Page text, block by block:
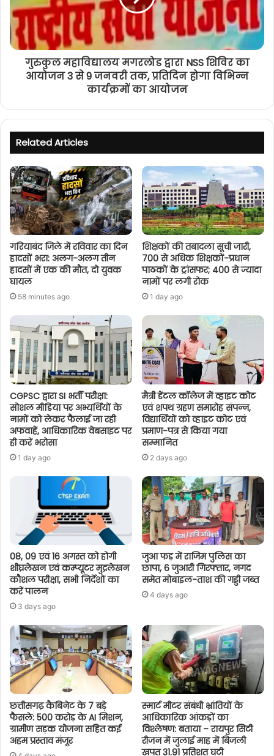
गुरुकुल महाविद्यालय मगरलोड द्वारा NSS शिविर का
आयोजन 3 से 9 जनवरी तक, प्रतिदिन होगा विभिन्न
कार्यक्रमों का आयोजन
Related Articles
गरियाबंद जिले में रविवार का दिन
हादसों भरा: अलग-अलग तीन
हादसों में एक की मौत, दो युवक
घायल
58 minutes ago
शिक्षकों की तबादला सूची जारी,
700 से अधिक शिक्षकों-प्रधान
पाठकों के ट्रांसफर; 400 से ज्यादा
नामों पर लगी रोक
1 day ago
CGPSC द्वारा SI भर्ती परीक्षा:
सोशल मीडिया पर अभ्यर्थियों के
नामों को लेकर फैलाई जा रही
अफवाहें, आधिकारिक वेबसाइट पर
ही करें भरोसा
1 day ago
मैत्री डेंटल कॉलेज में व्हाइट कोट
एवं शपथ ग्रहण समारोह संपन्न,
विद्यार्थियों को व्हाइट कोट एवं
प्रमाण-पत्र से किया गया
सम्मानित
2 days ago
08, 09 एवं 16 अगस्त को होगी
शीघ्रलेखन एवं कम्प्यूटर मुद्रलेखन
कौशल परीक्षा, सभी निर्देशों का
करें पालन
3 days ago
जुआ फड़ में राजिम पुलिस का
छापा, 6 जुआरी गिरफ्तार, नगद
समेत मोबाइल-ताश की गड्डी जब्त
4 days ago
छत्तीसगढ़ कैबिनेट के 7 बड़े
फैसले: 500 करोड़ के AI मिशन,
ग्रामीण सड़क योजना सहित कई
अहम प्रस्ताव मंजूर
स्मार्ट मीटर संबंधी भ्रांतियों के
आधिकारिक आंकड़ों का
विश्लेषण: बताया – रायपुर सिटी
रीजन में जुलाई माह में बिजली
खपत 31.91 प्रतिशत घटी